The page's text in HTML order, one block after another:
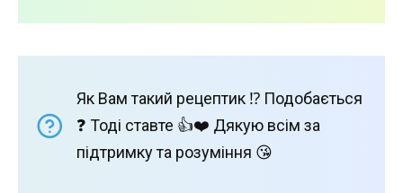
Як Вам такий рецептик ⁉️ Подобається
❓ Тоді ставте 👍❤️ Дякую всім за
підтримку та розуміння 😘